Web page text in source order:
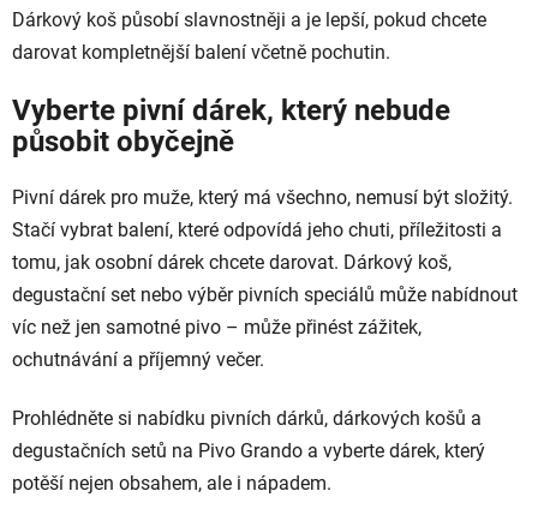
Dárkový koš působí slavnostněji a je lepší, pokud chcete
darovat kompletnější balení včetně pochutin.
Vyberte pivní dárek, který nebude
působit obyčejně
Pivní dárek pro muže, který má všechno, nemusí být složitý.
Stačí vybrat balení, které odpovídá jeho chuti, příležitosti a
tomu, jak osobní dárek chcete darovat. Dárkový koš,
degustační set nebo výběr pivních speciálů může nabídnout
víc než jen samotné pivo – může přinést zážitek,
ochutnávání a příjemný večer.
Prohlédněte si nabídku pivních dárků, dárkových košů a
degustačních setů na Pivo Grando a vyberte dárek, který
potěší nejen obsahem, ale i nápadem.